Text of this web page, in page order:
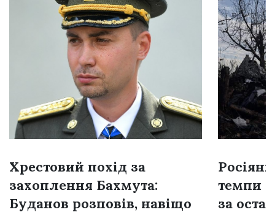
Хрестовий похід за
захоплення Бахмута:
Буданов розповів, навіщо
темпи
за